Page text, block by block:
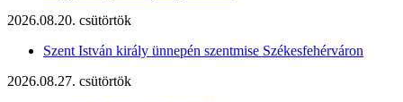
2026.08.20. csütörtök
Szent István király ünnepén szentmise Székesfehérváron
2026.08.27. csütörtök